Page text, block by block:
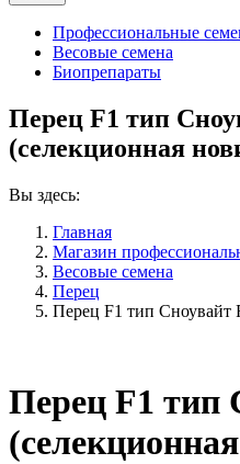
Профессиональные
Весовые семена
Биопрепараты
Перец F1 тип
(селекционная
Вы здесь:
Главная
Магазин
Весовые семена
Перец
Перец F1 тип Сноувайт
Перец F1 тип